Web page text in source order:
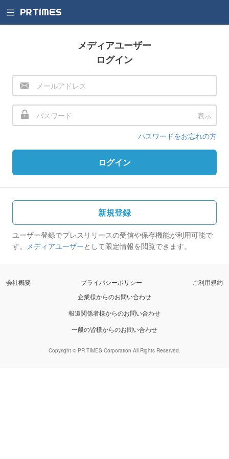
メディアユーザー
ログイン
表示
パスワードをお忘れの方
ログイン
新規登録
ユーザー登録でプレスリリースの受信や保存機能が利用可能で
す。 メディアユーザーとして限定情報を閲覧できます。
会社概要 プライバシーポリシー
ご利用規約
企業様からのお問い合わせ
報道関係者様からのお問い合わせ
一般の皆様からのお問い合わせ
Copyright © PR TIMES Corporation All Rights Reserved.